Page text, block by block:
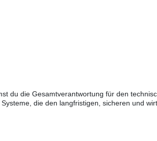
du die Gesamtverantwortung für den
die den langfristigen, sicheren und